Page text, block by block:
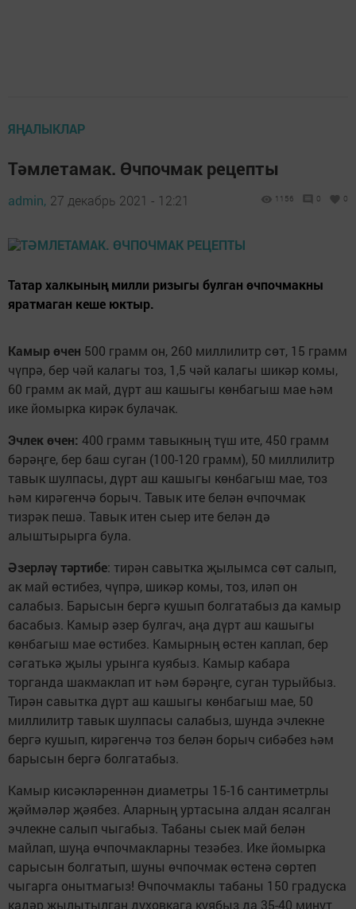
ЯҢАЛЫКЛАР
Тәмлетамак. Өчпочмак рецепты
admin, 27 декабрь 2021 - 12:21 1156 0 0
Татар халкының милли ризыгы булган өчпочмакны
яратмаган кеше юктыр.
Камыр өчен 500 грамм он, 260 миллилитр сөт, 15 грамм
чүпрә, бер чәй калагы тоз, 1,5 чәй калагы шикәр комы,
60 грамм ак май, дүрт аш кашыгы көнбагыш мае һәм
ике йомырка кирәк булачак.
Эчлек өчен: 400 грамм тавыкның түш ите, 450 грамм
бәрәңге, бер баш суган (100-120 грамм), 50 миллилитр
тавык шулпасы, дүрт аш кашыгы көнбагыш мае, тоз
һәм кирәгенчә борыч. Тавык ите белән өчпочмак
тизрәк пешә. Тавык итен сыер ите белән дә
алыштырырга була.
Әзерләү тәртибе: тирән савытка җылымса сөт салып,
ак май өстибез, чүпрә, шикәр комы, тоз, иләп он
салабыз. Барысын бергә кушып болгатабыз да камыр
басабыз. Камыр әзер булгач, аңа дүрт аш кашыгы
көнбагыш мае өстибез. Камырның өстен каплап, бер
сәгатькә җылы урынга куябыз. Камыр кабара
торганда шакмаклап ит һәм бәрәңге, суган турыйбыз.
Тирән савытка дүрт аш кашыгы көнбагыш мае, 50
миллилитр тавык шулпасы салабыз, шунда эчлекне
бергә кушып, кирәгенчә тоз белән борыч сибәбез һәм
барысын бергә болгатабыз.
Камыр кисәкләреннән диаметры 15-16 сантиметрлы
җәймәләр җәябез. Аларның уртасына алдан ясалган
эчлекне салып чыгабыз. Табаны сыек май белән
майлап, шуңа өчпочмакларны тезәбез. Ике йомырка
сарысын болгатып, шуны өчпочмак өстенә сөртеп
чыгарга онытмагыз! Өчпочмаклы табаны 150 градуска
кадәр җылытылган духовкага куябыз да 35-40 минут